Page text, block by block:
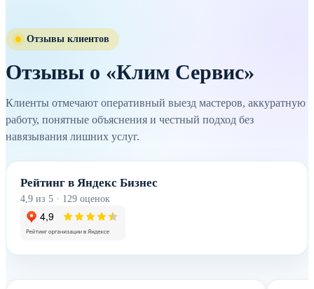
Отзывы клиентов
Отзывы о «Клим Сервис»
Клиенты отмечают оперативный выезд мастеров, аккуратную
работу, понятные объяснения и честный подход без
навязывания лишних услуг.
Рейтинг в Яндекс Бизнес
4,9 из 5 · 129 оценок